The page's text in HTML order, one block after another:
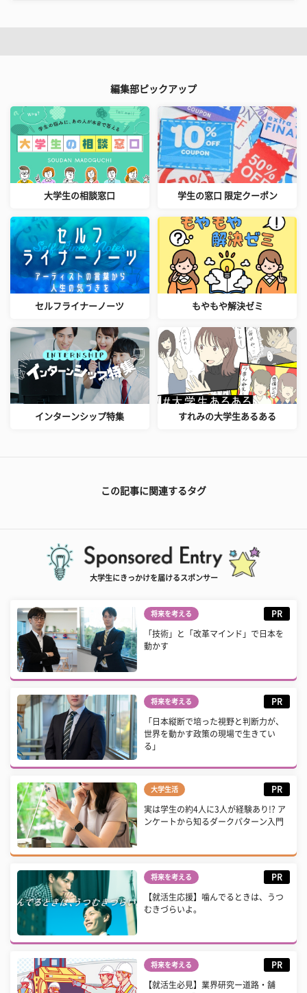
編集部ピックアップ
大学生の相談窓口 学生の窓口 限定クーポン
セルフライナーノーツ もやもや解決ゼミ
インターンシップ特集 すれみの大学生あるある
この記事に関連するタグ
大学生にきっかけを届けるスポンサー
将来を考える PR
「技術」と「改革マインド」で日本を
動かす
将来を考える PR
「日本縦断で培った視野と判断力が、
世界を動かす政策の現場で生きてい
る」
大学生活 PR
実は学生の約4人に3人が経験あり!? ア
ンケートから知るダークパターン入門
将来を考える PR
【就活生応援】噛んでるときは、うつ
むきづらいよ。
将来を考える PR
【就活生必見】業界研究ー道路・舗